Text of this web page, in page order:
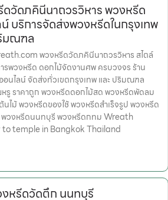
วัดภคินีนาถวรวิหาร พวงหรีด
บริการจัดส่งพวงหรีดในกรุงเทพ
มณฑล
พวงหรีดวัดภคินีนาถวรวิหาร สไตล์
รพวงหรีด ดอกไม้จัดงานศพ ครบวงจร ร้าน
นไลน์ จัดส่งทั่วเขตกรุงเทพ และ ปริมณฑล
หรู ราคาถูก พวงหรีดดอกไม้สด พวงหรีดพัดลม
ไม้ พวงหรีดของใช้ พวงหรีดสำเร็จรูป พวงหรีด
วงหรีดนนทบุรี พวงหรีดกทม Wreath
temple in Bangkok Thailand
หรีดวัดตึก นนทบุรี